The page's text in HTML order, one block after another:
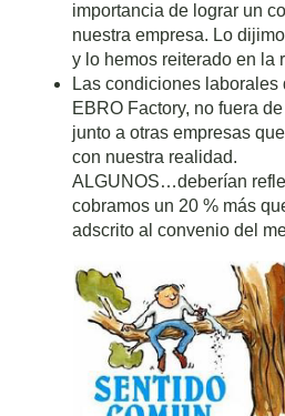
importancia de lograr un
nuestra empresa. Lo
y lo hemos reiterado en la
Las condiciones
EBRO Factory, no fuera
junto a otras empresas
con nuestra realidad.
ALGUNOS…deberían
cobramos un 20 % más
adscrito al convenio del